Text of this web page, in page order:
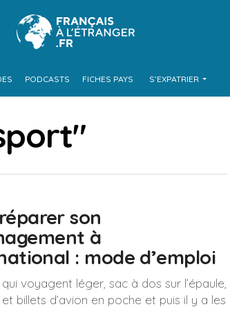
PODCASTS FICHES PAYS S’EXPATRIER
son
à
: mode d’emploi
voyagent léger, sac à dos sur l’épaule,
billets d’avion en poche et puis il y a les